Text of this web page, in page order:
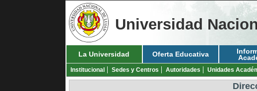
Universidad
La Universidad Oferta Educativa
Institucional Sedes y Centros Autoridades Unidades